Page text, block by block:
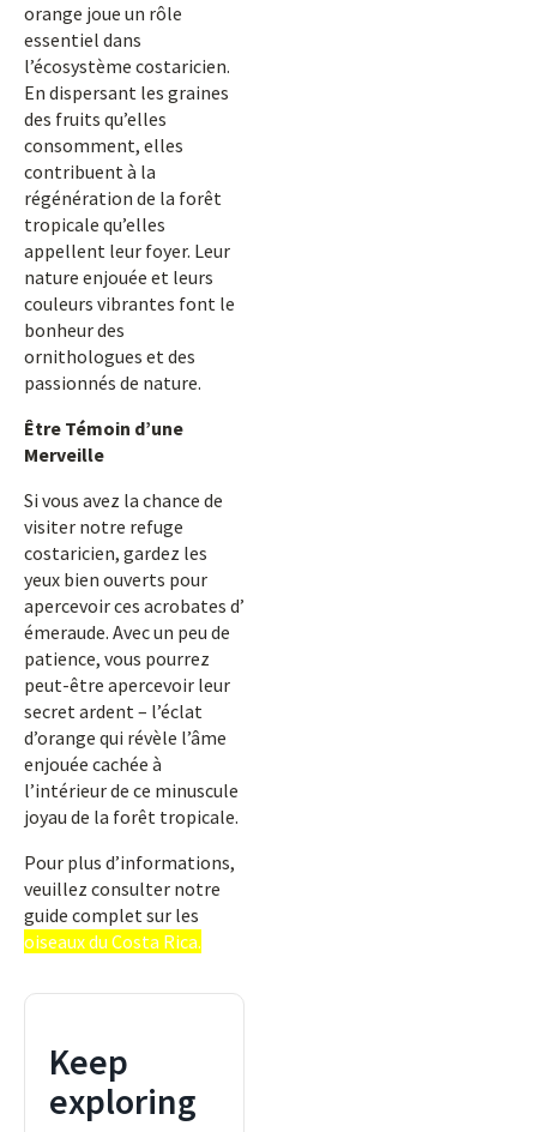
orange joue un rôle
essentiel dans
l’écosystème costaricien.
En dispersant les graines
des fruits qu’elles
consomment, elles
contribuent à la
régénération de la forêt
tropicale qu’elles
appellent leur foyer. Leur
nature enjouée et leurs
couleurs vibrantes font le
bonheur des
ornithologues et des
passionnés de nature.
Être Témoin d’une
Merveille
Si vous avez la chance de
visiter notre refuge
costaricien, gardez les
yeux bien ouverts pour
apercevoir ces acrobates d’
émeraude. Avec un peu de
patience, vous pourrez
peut-être apercevoir leur
secret ardent – l’éclat
d’orange qui révèle l’âme
enjouée cachée à
l’intérieur de ce minuscule
joyau de la forêt tropicale.
Pour plus d’informations,
veuillez consulter notre
guide complet sur les
oiseaux du Costa Rica.
Keep
exploring